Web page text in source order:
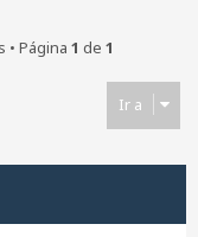
• Página 1 de 1
Ir a